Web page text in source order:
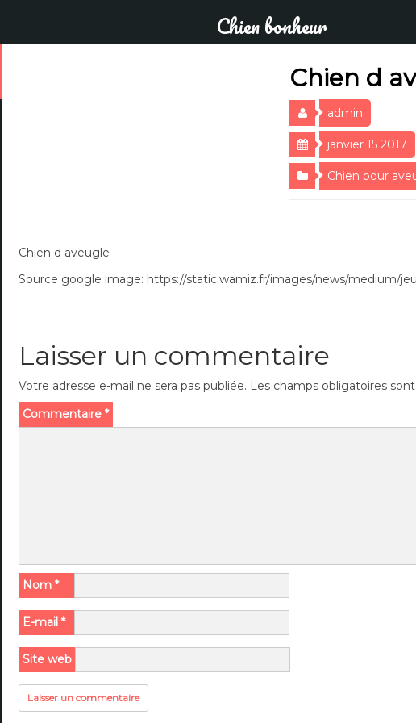
Chien bonheur
Chien d
admin
janvier 15 2017
Chien pour
Chien d aveugle
Source google image: https://static.wamiz.fr/images/news/medium/
Laisser un commentaire
Votre adresse e-mail ne sera pas publiée. Les champs obligatoires
Commentaire *
Nom *
E-mail *
Site web